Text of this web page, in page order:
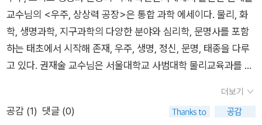
콘텍스트 context 이며, 1이 말이라면 α 는 말의 의미인 거예요.
이 우주는 아무런 목적도 없이 생겨났고, 아무 목적도 없이 변화
하고 있다는 것이 과학적인 논리예요. 우주의 시작과 그 이후의
모든 변화가 마치 우주에 생명체를 탄생시키기 위해 한 치의 오차
도 없이 일사불란하게 진행해왔다는 것이 신기할 따름이에요. 설
명할 수 없는 우연의 연속으로 태양이 되고, 지구가 되고, 거기에
서 생명이 생겨나고 우리 인간이 생겨나서 우주를 탐사하고 있는
도 모두에게 정확히 규명되지 않았기 때문입니다. 물론 SF 영
화 <인터스텔라>에서는 이 역시 시공간을 초월해 부정(父情)으
로 전달되는 데이터에 기반하여 마침내 궁극의 방정식, 포뮬라
가 완성되지만 말입니다. 모든 현상은 확률적으로 존재하는 걸까
런 양자역학적 관점에서 다중우주론이 도출 가능합니다. 또 요즘
은 살짝 한물간듯한 끈이론 역시 이에 이론적 기반을 두고 있습니
있다. 책의 시작이 열역학법칙인데도 전혀 부담스럽지 않다. 물리
학을 이야기하고 있는 것이 아니라 우주의 시작을 이야기하고 있
기 때문일 것이다. 우주가 시작되고 생명이 탄생하는 과정을 과학
을 통해서 들려주고 인류의 종말(태종太終)에 대해서도 논하고
있다. 과학자가 들려주는 인류 종말의 원인은 무엇일까? 시간과
공간에 대한 이야기에서 만나는 휘어진 공간 끈이론은 처음 접했
을 때 지면에 한참을 머물게 했던 이야기였다. 하지만 이번 만남
교수님의 <우주, 상상력 공장>은 통합 과학 에세이다. 물리, 화
학, 생명과학, 지구과학의 다양한 분야와 심리학, 문명사를 포함
하는 태초에서 시작해 존재, 우주, 생명, 정신, 문명, 태종을 다루
고 있다. 권재술 교수님은 서울대학교 사범대학 물리교육과를 졸
취득하였다. 한국교원대학교 물리교육과 교수, 동대학의 총장으
로 재임했으며, 한국과학교육학회 회장, 한국물리학회 물리교육
더보기
공감 (1) 댓글 (0)